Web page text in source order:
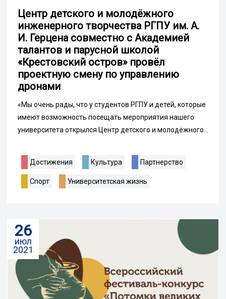
Центр детского и молодёжного
инженерного творчества РГПУ им. А.
И. Герцена совместно с Академией
талантов и парусной школой
«Крестовский остров» провёл
проектную смену по управлению
дронами
«Мы очень рады, что у студентов РГПУ и детей, которые
имеют возможность посещать мероприятия нашего
университета открылся Центр детского и молодёжного...
Достижения Культура Партнерство
Спорт Университетская жизнь
26
июл
2021